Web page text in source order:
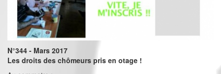
N°344 - Mars 2017
Les droits des chômeurs pris en otage !